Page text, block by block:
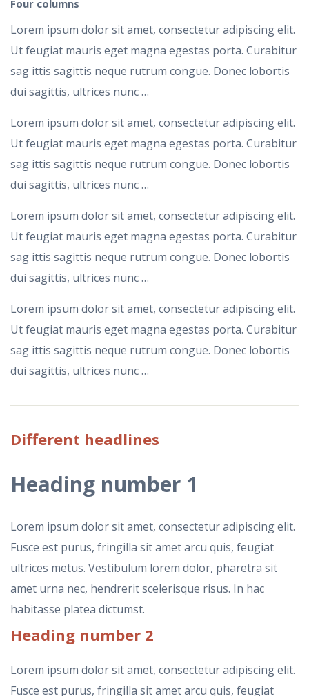
Four columns
Lorem ipsum dolor sit amet, consectetur adipiscing elit.
Ut feugiat mauris eget magna egestas porta. Curabitur
sag ittis sagittis neque rutrum congue. Donec lobortis
dui sagittis, ultrices nunc …
Lorem ipsum dolor sit amet, consectetur adipiscing elit.
Ut feugiat mauris eget magna egestas porta. Curabitur
sag ittis sagittis neque rutrum congue. Donec lobortis
dui sagittis, ultrices nunc …
Lorem ipsum dolor sit amet, consectetur adipiscing elit.
Ut feugiat mauris eget magna egestas porta. Curabitur
sag ittis sagittis neque rutrum congue. Donec lobortis
dui sagittis, ultrices nunc …
Lorem ipsum dolor sit amet, consectetur adipiscing elit.
Ut feugiat mauris eget magna egestas porta. Curabitur
sag ittis sagittis neque rutrum congue. Donec lobortis
dui sagittis, ultrices nunc …
Different headlines
Heading number 1
Lorem ipsum dolor sit amet, consectetur adipiscing elit.
Fusce est purus, fringilla sit amet arcu quis, feugiat
ultrices metus. Vestibulum lorem dolor, pharetra sit
amet urna nec, hendrerit scelerisque risus. In hac
habitasse platea dictumst.
Heading number 2
Lorem ipsum dolor sit amet, consectetur adipiscing elit.
Fusce est purus, fringilla sit amet arcu quis, feugiat